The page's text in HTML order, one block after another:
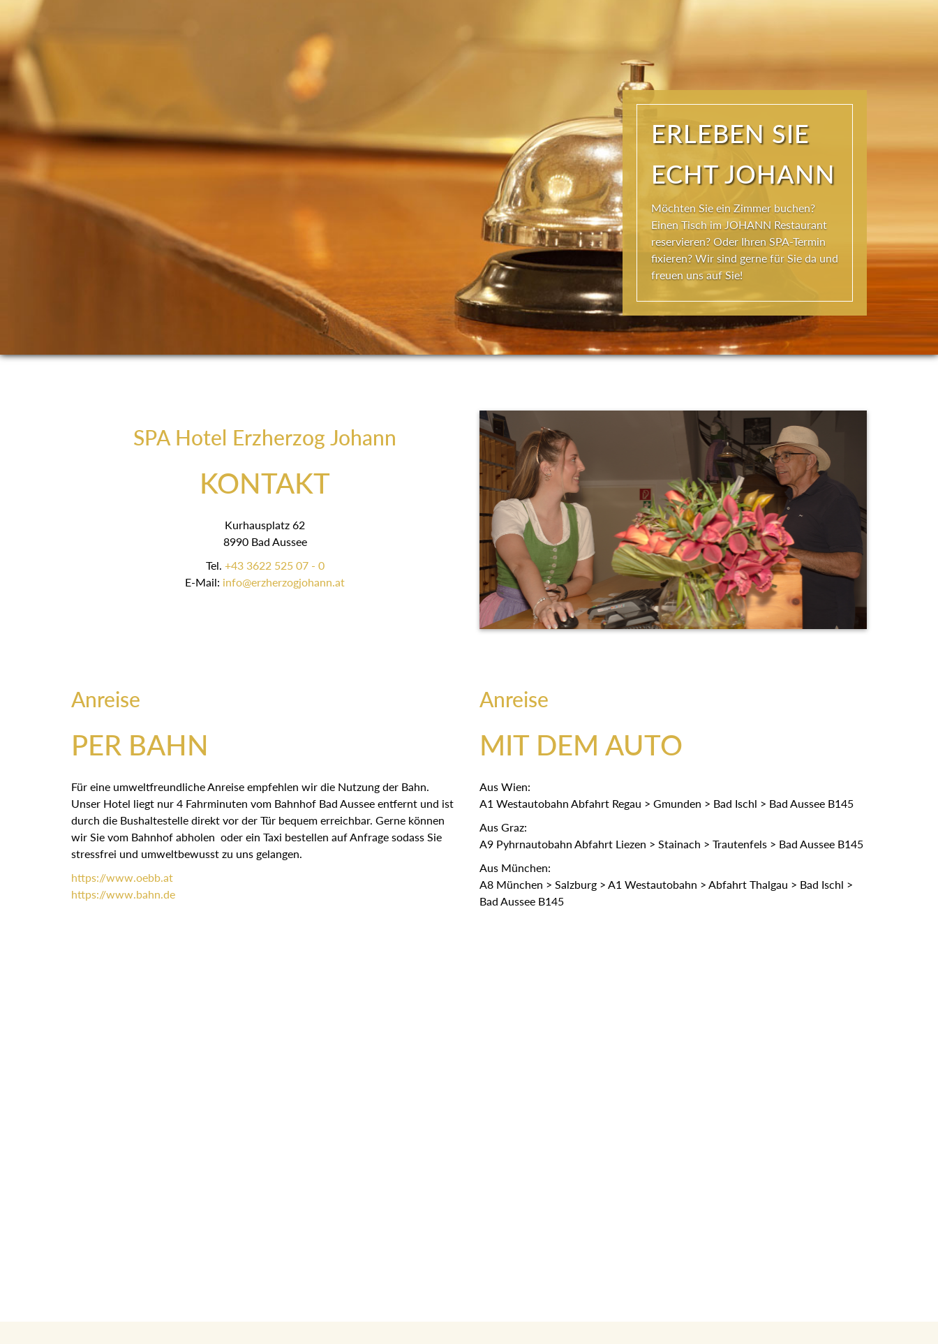
ERLEBEN SIE
ECHT JOHANN
Möchten Sie ein Zimmer buchen?
Einen Tisch im JOHANN Restaurant
reservieren? Oder Ihren SPA-Termin
fixieren? Wir sind gerne für Sie da und
freuen uns auf Sie!
SPA Hotel Erzherzog Johann
KONTAKT
Kurhausplatz 62
8990 Bad Aussee
Tel. +43 3622 525 07 - 0
E-Mail: info@erzherzogjohann.at
Anreise
PER BAHN
Für eine umweltfreundliche Anreise empfehlen wir die Nutzung der Bahn.
Unser Hotel liegt nur 4 Fahrminuten vom Bahnhof Bad Aussee entfernt und ist
durch die Bushaltestelle direkt vor der Tür bequem erreichbar. Gerne können
wir Sie vom Bahnhof abholen oder ein Taxi bestellen auf Anfrage sodass Sie
stressfrei und umweltbewusst zu uns gelangen.
https://www.oebb.at
https://www.bahn.de
Anreise
MIT DEM AUTO
Aus Wien:
A1 Westautobahn Abfahrt Regau > Gmunden > Bad Ischl > Bad Aussee B145
Aus Graz:
A9 Pyhrnautobahn Abfahrt Liezen > Stainach > Trautenfels > Bad Aussee B145
Aus München:
A8 München > Salzburg > A1 Westautobahn > Abfahrt Thalgau > Bad Ischl >
Bad Aussee B145